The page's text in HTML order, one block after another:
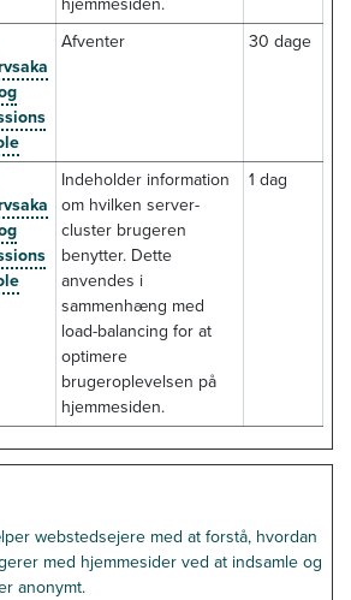
Afventer 30 dage
Indeholder information
om hvilken server-
cluster brugeren
benytter. Dette
anvendes i
sammenhæng med
load-balancing for at
optimere
brugeroplevelsen på
hjemmesiden.
1 dag
webstedsejere med at forstå, hvordan
med hjemmesider ved at indsamle og
anonymt.